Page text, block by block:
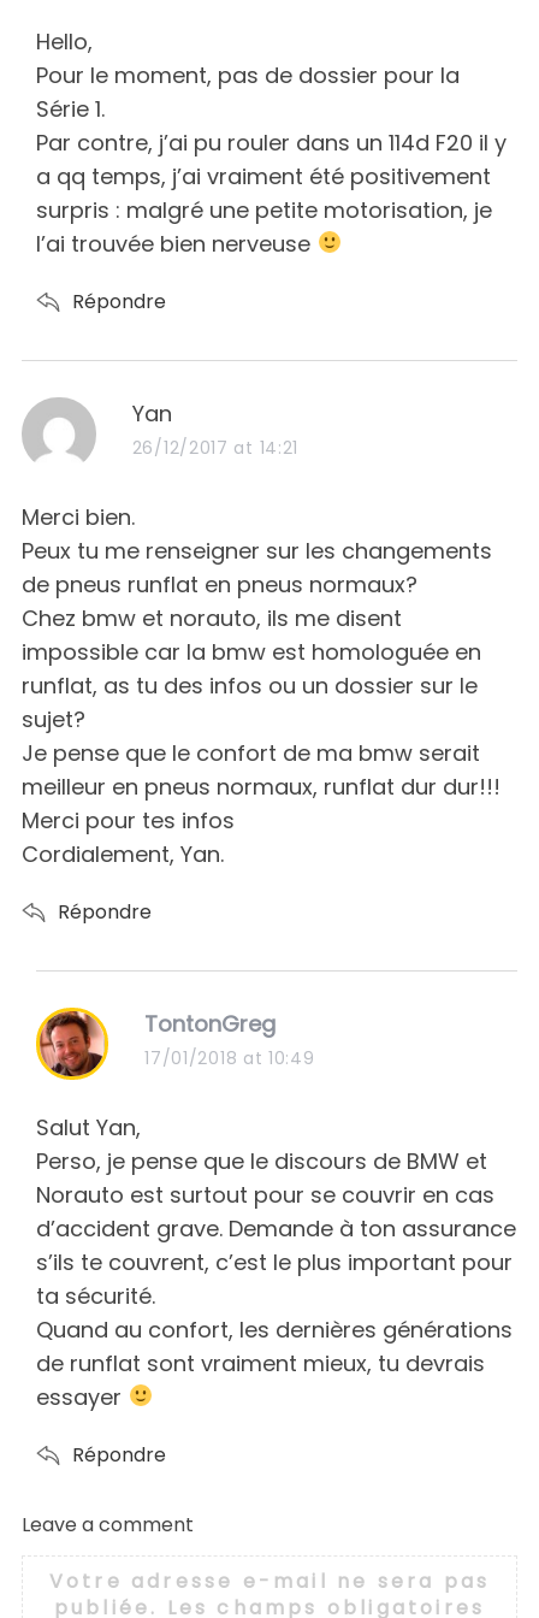
:
Hello,
Pour le moment, pas de dossier pour la
Série 1.
Par contre, j’ai pu rouler dans un 114d F20 il y
a qq temps, j’ai vraiment été positivement
surpris : malgré une petite motorisation, je
l’ai trouvée bien nerveuse
Répondre
s
a
:
Yan
26/12/2017 at 14:21
Merci bien.
Peux tu me renseigner sur les changements
de pneus runflat en pneus normaux?
Chez bmw et norauto, ils me disent
impossible car la bmw est homologuée en
runflat, as tu des infos ou un dossier sur le
sujet?
Je pense que le confort de ma bmw serait
meilleur en pneus normaux, runflat dur dur!!!
Merci pour tes infos
Cordialement, Yan.
Répondre
s
a
:
TontonGreg
17/01/2018 at 10:49
Salut Yan,
Perso, je pense que le discours de BMW et
Norauto est surtout pour se couvrir en cas
d’accident grave. Demande à ton assurance
s’ils te couvrent, c’est le plus important pour
ta sécurité.
Quand au confort, les dernières générations
de runflat sont vraiment mieux, tu devrais
essayer
Répondre
L
e
a
Leave a comment
Votre adresse e-mail ne sera pas
publiée. Les champs obligatoires